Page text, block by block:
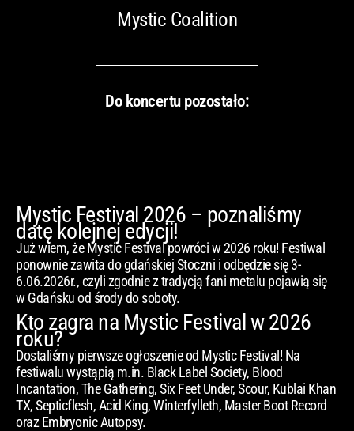
Mystic Coalition
Do koncertu pozostało:
Mystic Festival 2026 – poznaliśmy
datę kolejnej edycji!
Już wiem, że Mystic Festival powróci w 2026 roku! Festiwal
ponownie zawita do gdańskiej Stoczni i odbędzie się 3-
6.06.2026r., czyli zgodnie z tradycją fani metalu pojawią się
w Gdańsku od środy do soboty.
Kto zagra na Mystic Festival w 2026
roku?
Dostaliśmy pierwsze ogłoszenie od Mystic Festival! Na
festiwalu wystąpią m.in. Black Label Society, Blood
Incantation, The Gathering, Six Feet Under, Scour, Kublai Khan
TX, Septicflesh, Acid King, Winterfylleth, Master Boot Record
oraz Embryonic Autopsy.